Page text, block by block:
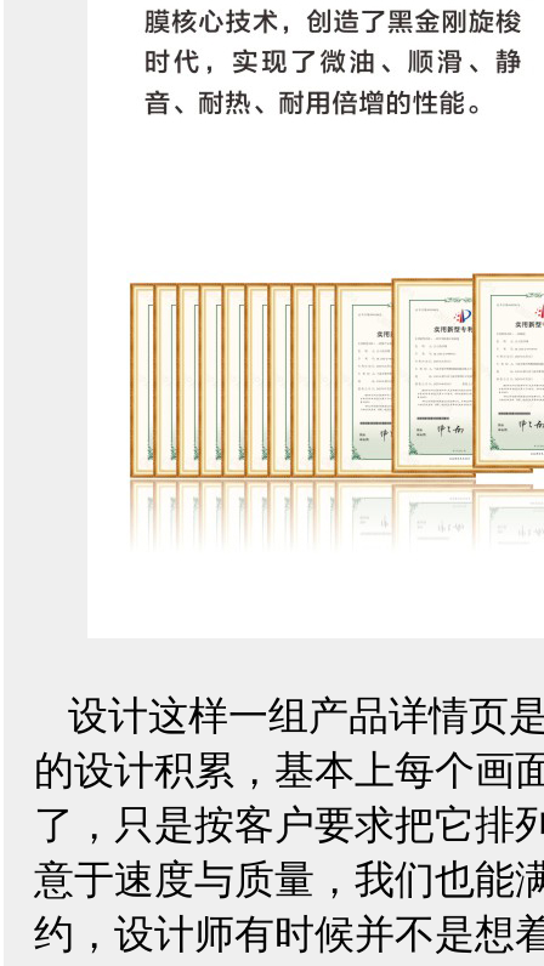
设计这样一组产品详情页
的设计积累，基本上每个画
了，只是按客户要求把它排
意于速度与质量，我们也能
约，设计师有时候并不是想